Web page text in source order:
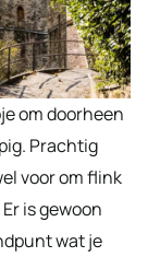
om doorheen
Prachtig
voor om flink
is gewoon
wat je